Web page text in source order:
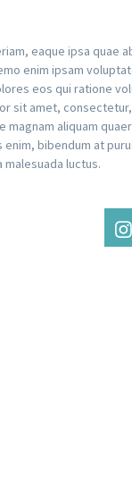
eaque ipsa quae
enim ipsam
eos qui ratione
sit amet,
magnam aliquam
bibendum at
luctus.